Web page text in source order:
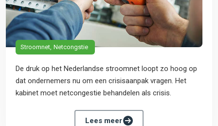
Stroomnet Netcongstie
De druk op het Nederlandse stroomnet loopt zo hoog op
dat ondernemers nu om een crisisaanpak vragen. Het
kabinet moet netcongestie behandelen als crisis.
Lees meer